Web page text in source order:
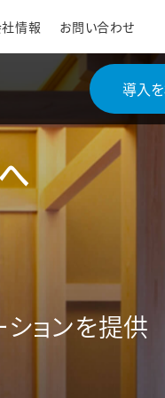
情報 お問い合わせ
導入
ョンを提供